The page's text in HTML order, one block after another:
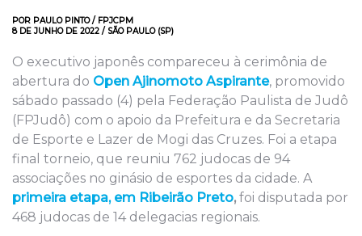
POR PAULO PINTO / FPJCPM
8 DE JUNHO DE 2022 / SÃO PAULO (SP)
O executivo japonês compareceu à cerimônia de
abertura do Open Ajinomoto Aspirante, promovido
sábado passado (4) pela Federação Paulista de Judô
(FPJudô) com o apoio da Prefeitura e da Secretaria
de Esporte e Lazer de Mogi das Cruzes. Foi a etapa
final torneio, que reuniu 762 judocas de 94
associações no ginásio de esportes da cidade. A
primeira etapa, em Ribeirão Preto, foi disputada por
468 judocas de 14 delegacias regionais.